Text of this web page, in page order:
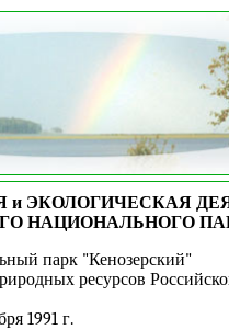
и ЭКОЛОГИЧЕСКАЯ
НАЦИОНАЛЬНОГО
парк "Кенозерский"
ресурсов
1991 г.